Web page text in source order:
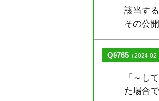
該当す
その公
Q9765 （2024-02-
「～し
た場合